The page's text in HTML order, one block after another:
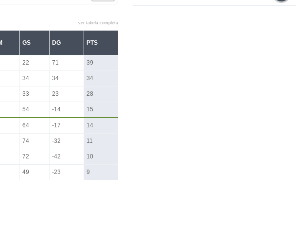
ver tabela completa
GS DG PTS
22 71 39
34 34 34
33 23 28
54 -14 15
64 -17 14
74 -32 11
72 -42 10
49 -23 9